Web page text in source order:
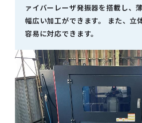
ァイバーレーザ発振器を搭載し、
幅広い加工ができます。 また、立
容易に対応できます。